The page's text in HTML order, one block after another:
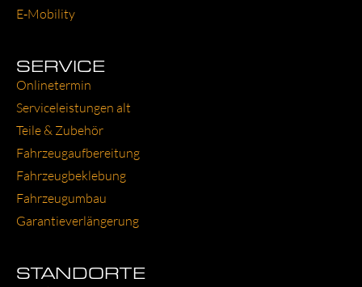
E‑Mobility
SERVICE
Online­ter­min
Ser­vice­leis­tun­gen alt
Tei­le & Zube­hör
Fahr­zeug­auf­be­rei­tung
Fahr­zeug­be­kle­bung
Fahr­zeug­um­bau
Garantie­verlängerung
STANDORTE